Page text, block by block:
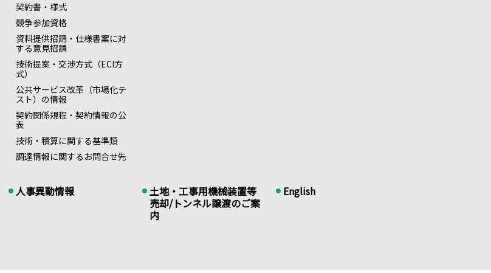
契約書・様式
競争参加資格
資料提供招請・仕様書案に対
する意見招請
技術提案・交渉方式（ECI方
式）
公共サービス改革（市場化テ
スト）の情報
契約関係規程・契約情報の公
表
技術・積算に関する基準類
調達情報に関するお問合せ先
人事異動情報
土地・工事用機械装置等
売却/トンネル譲渡のご案
内
English